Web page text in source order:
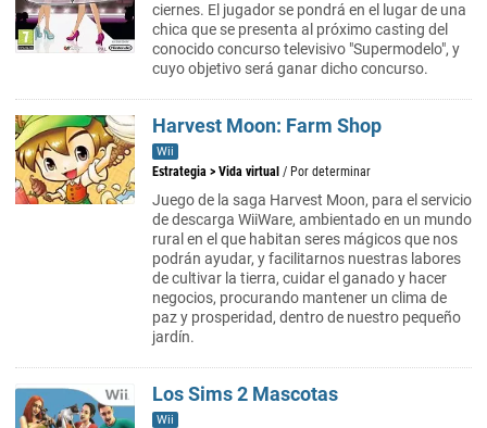
ciernes. El jugador se pondrá en el lugar de una
chica que se presenta al próximo casting del
conocido concurso televisivo "Supermodelo", y
cuyo objetivo será ganar dicho concurso.
Harvest Moon: Farm Shop
Wii
Estrategia > Vida virtual / Por determinar
Juego de la saga Harvest Moon, para el servicio
de descarga WiiWare, ambientado en un mundo
rural en el que habitan seres mágicos que nos
podrán ayudar, y facilitarnos nuestras labores
de cultivar la tierra, cuidar el ganado y hacer
negocios, procurando mantener un clima de
paz y prosperidad, dentro de nuestro pequeño
jardín.
Los Sims 2 Mascotas
Wii